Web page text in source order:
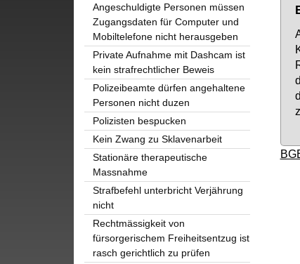
Angeschuldigte Personen müssen
Zugangsdaten für Computer und
Mobiltelefone nicht herausgeben
Private Aufnahme mit Dashcam ist
kein strafrechtlicher Beweis
Polizeibeamte dürfen angehaltene
Personen nicht duzen
Polizisten bespucken
Kein Zwang zu Sklavenarbeit
Stationäre therapeutische
Massnahme
Strafbefehl unterbricht Verjährung
nicht
Rechtmässigkeit von
fürsorgerischem Freiheitsentzug ist
rasch gerichtlich zu prüfen